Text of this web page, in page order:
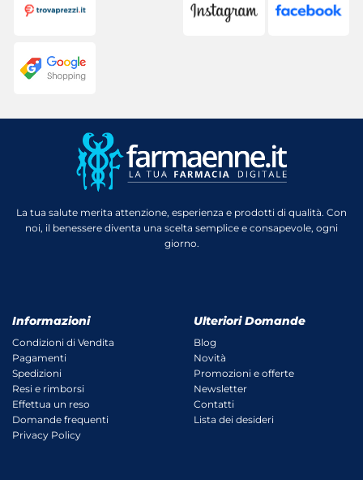
La tua salute merita attenzione, esperienza e prodotti di qualità. Con
noi, il benessere diventa una scelta semplice e consapevole, ogni
giorno.
Informazioni
Condizioni di Vendita
Pagamenti
Spedizioni
Resi e rimborsi
Effettua un reso
Domande frequenti
Privacy Policy
Ulteriori Domande
Blog
Novità
Promozioni e offerte
Newsletter
Contatti
Lista dei desideri